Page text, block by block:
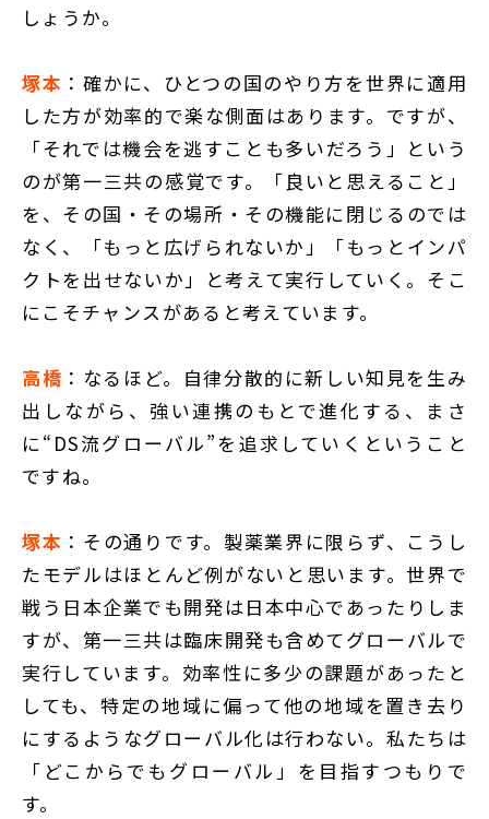
しょうか。
塚本 ：確かに、ひとつの国のやり方を世界に適用
した方が効率的で楽な側面はあります。ですが、
「それでは機会を逃すことも多いだろう」という
のが第一三共の感覚です。「良いと思えること」
を、その国・その場所・その機能に閉じるのでは
なく、「もっと広げられないか」「もっとインパ
クトを出せないか」と考えて実行していく。そこ
にこそチャンスがあると考えています。
高橋 ：なるほど。自律分散的に新しい知見を生み
出しながら、強い連携のもとで進化する、まさ
に“DS流グローバル”を追求していくということ
ですね。
塚本 ：その通りです。製薬業界に限らず、こうし
たモデルはほとんど例がないと思います。世界で
戦う日本企業でも開発は日本中心であったりしま
すが、第一三共は臨床開発も含めてグローバルで
実行しています。効率性に多少の課題があったと
しても、特定の地域に偏って他の地域を置き去り
にするようなグローバル化は行わない。私たちは
「どこからでもグローバル」を目指すつもりで
す。